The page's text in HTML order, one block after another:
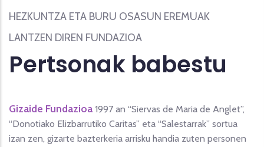
HEZKUNTZA ETA BURU OSASUN EREMUAK
LANTZEN DIREN FUNDAZIOA
Pertsonak babestu
Gizaide Fundazioa 1997 an “Siervas de Maria de Anglet”,
“Donotiako Elizbarrutiko Caritas” eta “Salestarrak” sortua
izan zen, gizarte bazterkeria arrisku handia zuten personen